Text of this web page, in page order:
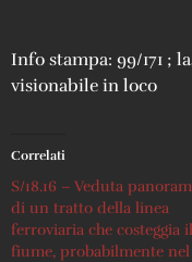
Info stampa: 99/171 ;
visionabile in loco
Correlati
S/18.16 – Veduta
di un tratto della linea
ferroviaria che costeggia il
fiume, probabilmente nel